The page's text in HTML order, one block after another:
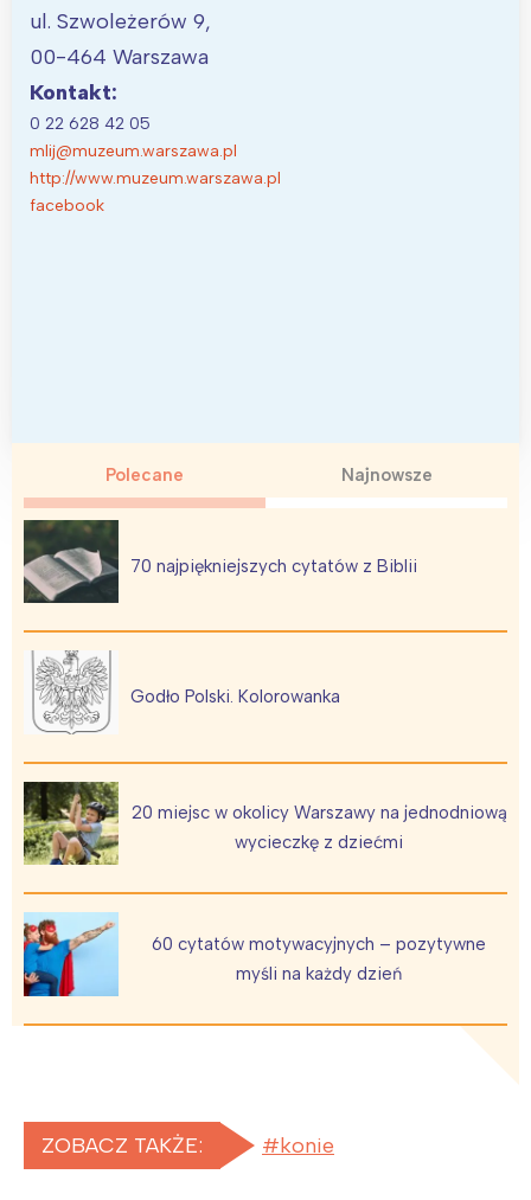
ul. Szwoleżerów 9,
00-464 Warszawa
Kontakt:
0 22 628 42 05
mlij@muzeum.warszawa.pl
http://www.muzeum.warszawa.pl
facebook
Polecane Najnowsze
70 najpiękniejszych cytatów z Biblii
Godło Polski. Kolorowanka
20 miejsc w okolicy Warszawy na jednodniową
wycieczkę z dziećmi
60 cytatów motywacyjnych – pozytywne
myśli na każdy dzień
ZOBACZ TAKŻE: konie